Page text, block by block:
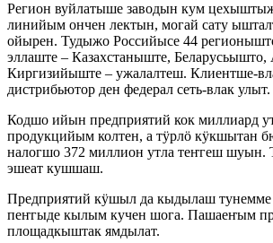
Регион вуйлатыше заводын кум
линийым ончен лектын, могай сату
ойырен. Тудыжо Российысе 44
эллаште – Казахстаныште,
Киргизийыште – ужалалтеш. Клиентше-
дистрибьютор ден федерал сеть-влак улыт.
Кодшо ийын предприятий кок миллиард
продукцийым колтен, а тӱрлӧ кӱкшытан
налогшо 372 миллион утла теҥгеш
эшеат кушшаш.
Предприятий кӱшыл да кыдылаш тунемме
пеҥгыде кылым кучен шога. Пашаеҥым
площадкыштак ямдылат.